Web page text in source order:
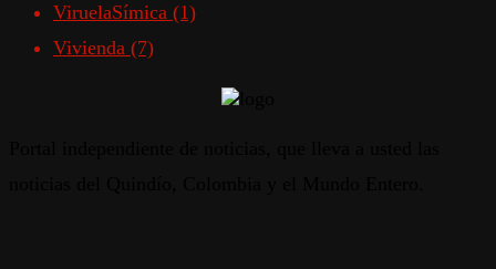
ViruelaSímica (1)
Vivienda (7)